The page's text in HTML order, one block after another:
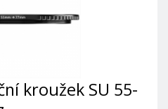
kroužek SU 55-